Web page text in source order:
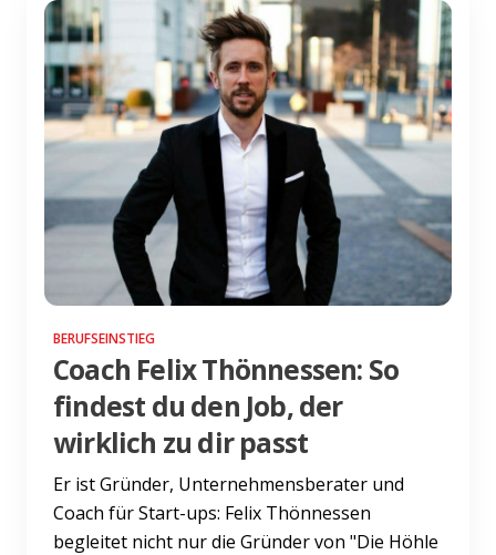
BERUFSEINSTIEG
Coach Felix Thönnessen: So
findest du den Job, der
wirklich zu dir passt
Er ist Gründer, Unternehmensberater und
Coach für Start-ups: Felix Thönnessen
begleitet nicht nur die Gründer von "Die Höhle